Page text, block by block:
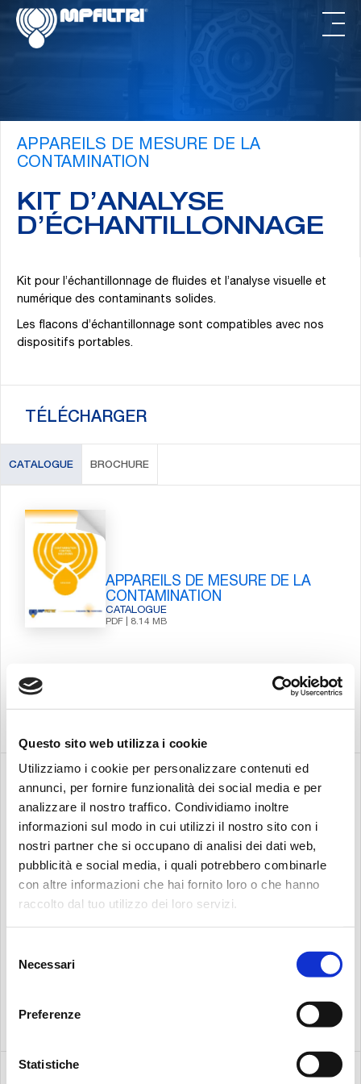
Questo sito web utilizza i cookie
Utilizziamo i cookie per personalizzare contenuti ed
annunci, per fornire funzionalità dei social media e per
analizzare il nostro traffico. Condividiamo inoltre
informazioni sul modo in cui utilizzi il nostro sito con i
nostri partner che si occupano di analisi dei dati web,
pubblicità e social media, i quali potrebbero combinarle
con altre informazioni che hai fornito loro o che hanno
raccolto dal tuo utilizzo dei loro servizi.
delNecessari
Preferenze
Statistiche
Passer
contenu
Passer
APPAREILS DE MESURE DE LA
CONTAMINATION
KIT D’ANALYSE
D’ÉCHANTILLONNAGE
Kit pour l’échantillonnage de fluides et l’analyse visuelle et
numérique des contaminants solides.
Les flacons d’échantillonnage sont compatibles avec nos
dispositifs portables.
TÉLÉCHARGER
CATALOGUE BROCHURE
APPAREILS DE MESURE DE LA
CONTAMINATION
CATALOGUE
PDF | 8.14 MB
PRODUITS
ASSOCIÉS
FLACONS D’ÉCHANTILLONAGE
BS110 & BS500